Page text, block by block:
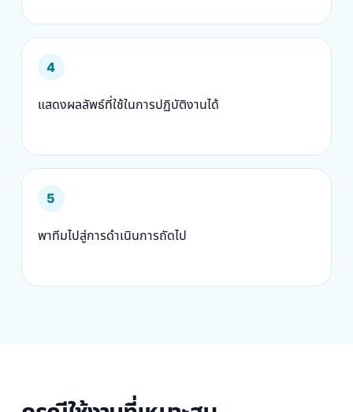
4
แสดงผลลัพธ์ที่ใช้ในการปฏิบัติงานได้
5
พาทีมไปสู่การดำเนินการถัดไป